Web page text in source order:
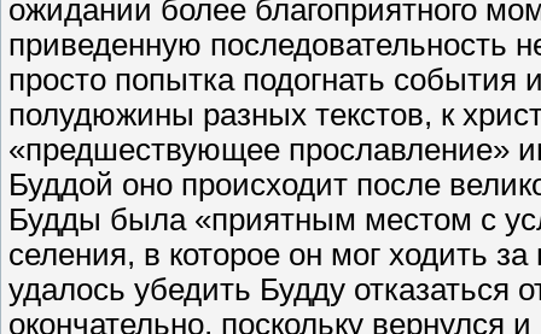
ожидании более благоприятного
приведенную последовательность
просто попытка подогнать события
полудюжины разных текстов, к
«предшествующее прославление»
Буддой оно происходит после
Будды была «приятным местом с
селения, в которое он мог ходить
удалось убедить Будду
окончательно, поскольку вернулся